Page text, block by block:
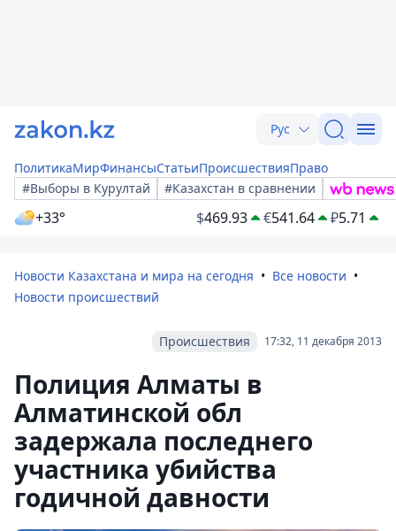
Рус
ПолитикаМирФинансыСтатьиПроисшествияПраво
#Выборы в Курултай
#Казахстан в сравнении
+33° $469.93 €541.64 ₽5.71
Новости Казахстана и мира на сегодня
Все новости
Новости происшествий
17:32, 11 декабря 2013
Происшествия
Полиция Алматы в
Алматинской обл
задержала последнего
участника убийства
годичной давности